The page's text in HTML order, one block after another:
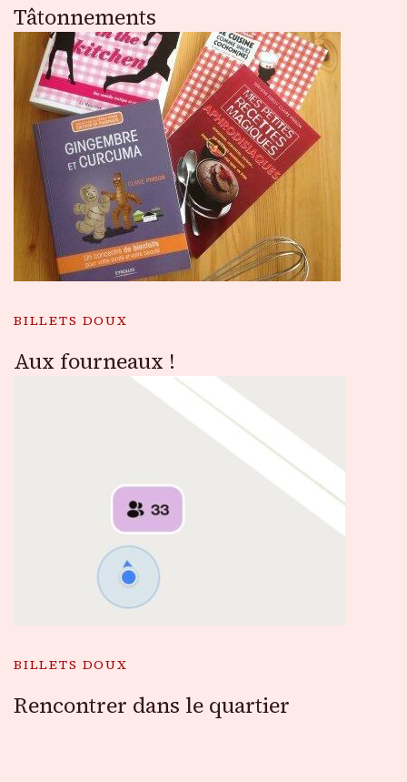
Tâtonnements
BILLETS DOUX
Aux fourneaux !
BILLETS DOUX
Rencontrer dans le quartier